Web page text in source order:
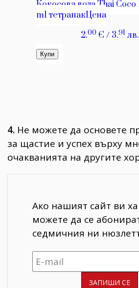
4. Не можете да основете
за щастие и успех върху
очакванията на другите
Ако нашият сайт ви
можете да се
седмичния ни